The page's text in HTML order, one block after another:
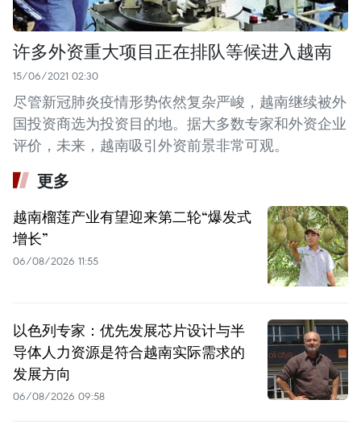
许多外资重大项目正在排队等候进入越南
15/06/2021 02:30
尽管新冠肺炎疫情形势依然复杂严峻，越南继续被外
国投资商选为投资目的地。据大多数专家和外资企业
评价，未来，越南吸引外资前景非常可观。
更多
越南榴莲产业有望迎来第二轮“爆发式
增长”
06/08/2026 11:55
以色列专家：优先发展芯片设计与半
导体人力资源是符合越南实际需求的
发展方向
06/08/2026 09:58